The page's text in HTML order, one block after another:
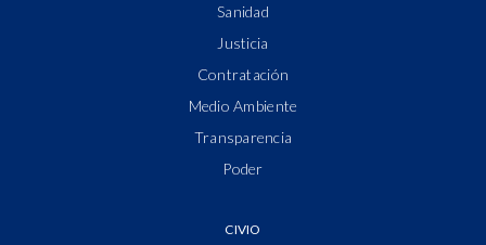
Sanidad
Justicia
Contratación
Medio Ambiente
Transparencia
Poder
CIVIO